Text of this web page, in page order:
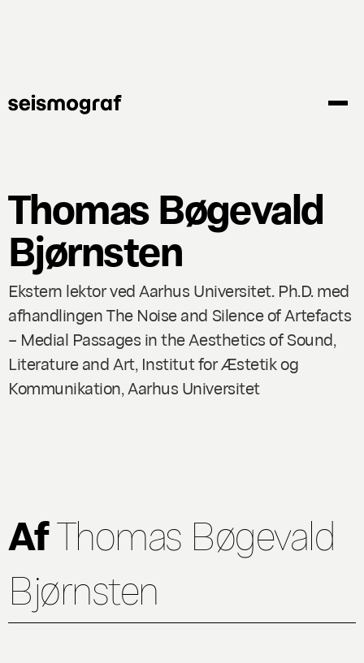
Thomas Bøgevald
Bjørnsten
Ekstern lektor ved Aarhus Universitet. Ph.D. med
afhandlingenThe Noise and Silence of Artefacts
– Medial Passages in the Aesthetics of Sound,
Literature and Art, Institut for Æstetik og
Kommunikation, Aarhus Universitet
AfThomas Bøgevald
Bjørnsten